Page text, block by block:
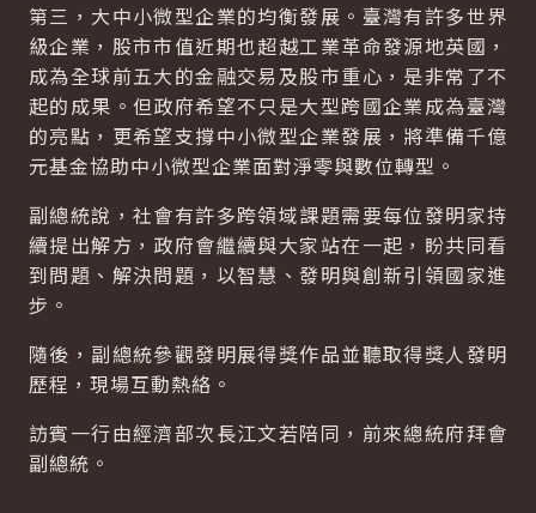
第三，大中小微型企業的均衡發展。臺灣有許多世界
級企業，股市市值近期也超越工業革命發源地英國，
成為全球前五大的金融交易及股市重心，是非常了不
起的成果。但政府希望不只是大型跨國企業成為臺灣
的亮點，更希望支撐中小微型企業發展，將準備千億
元基金協助中小微型企業面對淨零與數位轉型。
副總統說，社會有許多跨領域課題需要每位發明家持
續提出解方，政府會繼續與大家站在一起，盼共同看
到問題、解決問題，以智慧、發明與創新引領國家進
步。
隨後，副總統參觀發明展得獎作品並聽取得獎人發明
歷程，現場互動熱絡。
訪賓一行由經濟部次長江文若陪同，前來總統府拜會
副總統。